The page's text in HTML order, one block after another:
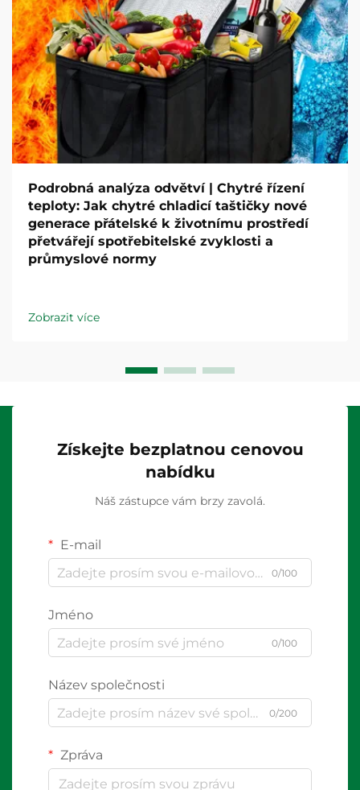
Podrobná analýza odvětví | Chytré řízení
teploty: Jak chytré chladicí taštičky nové
generace přátelské k životnímu prostředí
přetvářejí spotřebitelské zvyklosti a
průmyslové normy
Zobrazit více
Získejte bezplatnou cenovou
nabídku
Náš zástupce vám brzy zavolá.
E-mail
0/100
Jméno
0/100
Název společnosti
0/200
Zpráva